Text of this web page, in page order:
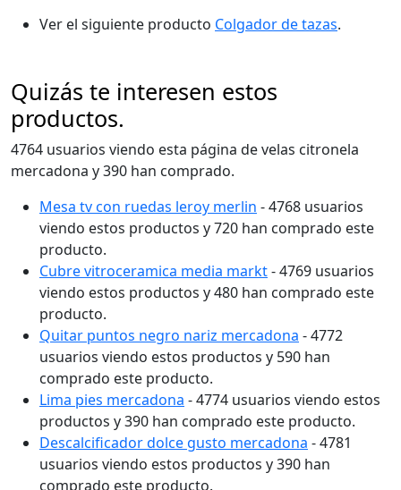
Ver el siguiente producto Colgador de tazas.
Quizás te interesen estos
productos.
4764 usuarios viendo esta página de velas citronela
mercadona y 390 han comprado.
Mesa tv con ruedas leroy merlin - 4768 usuarios
viendo estos productos y 720 han comprado este
producto.
Cubre vitroceramica media markt- 4769 usuarios
viendo estos productos y 480 han comprado este
producto.
Quitar puntos negro nariz mercadona - 4772
usuarios viendo estos productos y 590 han
comprado este producto.
Lima pies mercadona - 4774 usuarios viendo estos
productos y 390 han comprado este producto.
Descalcificador dolce gusto mercadona - 4781
usuarios viendo estos productos y 390 han
comprado este producto.